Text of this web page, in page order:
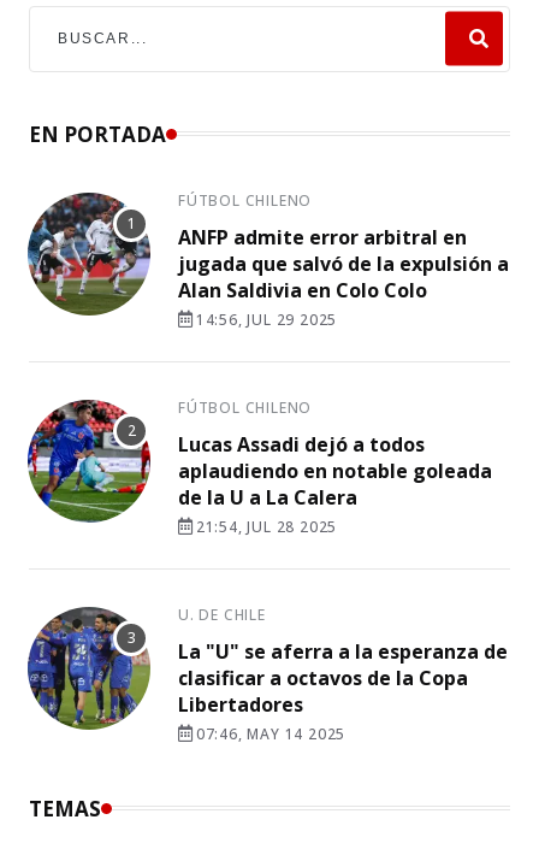
EN PORTADA
FÚTBOL CHILENO
ANFP admite error arbitral en
jugada que salvó de la expulsión a
Alan Saldivia en Colo Colo
14:56, JUL 29 2025
FÚTBOL CHILENO
Lucas Assadi dejó a todos
aplaudiendo en notable goleada
de la U a La Calera
21:54, JUL 28 2025
U. DE CHILE
La "U" se aferra a la esperanza de
clasificar a octavos de la Copa
Libertadores
07:46, MAY 14 2025
TEMAS